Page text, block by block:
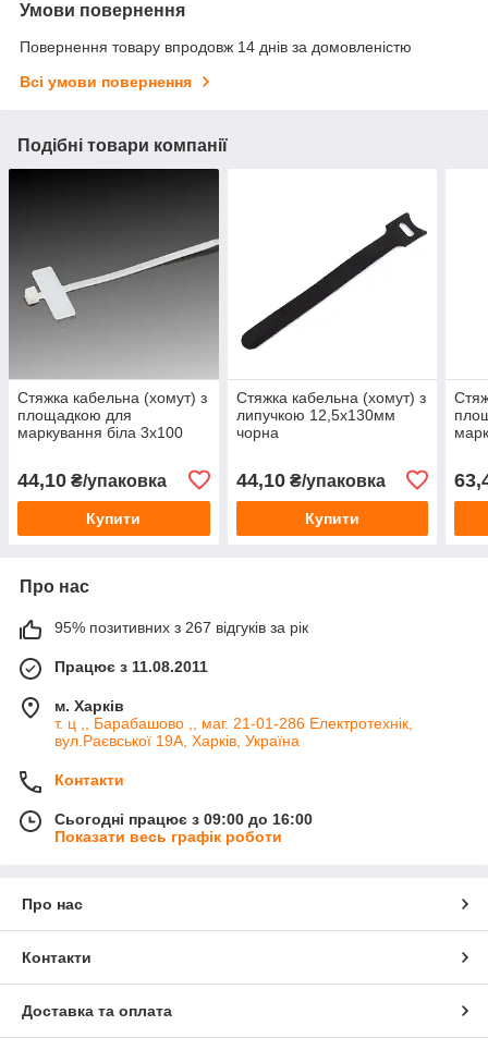
Умови повернення
Повернення товару впродовж 14 днів за домовленістю
Всі умови повернення
Подібні товари компанії
Стяжка кабельна (хомут) з
площадкою для
маркування біла 3х100
44,10 ₴/упаковка
Купити
Стяжка кабельна (хомут) з
липучкою 12,5х130мм
чорна
44,10₴/упаковка
Купити
Про нас
95% позитивних з 267 відгуків за рік
Працює з 11.08.2011
м. Харків
т. ц ,, Барабашово ,, маг. 21-01-286 Електротехнік,
вул.Раєвської 19А, Харків, Україна
Контакти
Сьогодні працює з 09:00 до 16:00
Показати весь графік роботи
Про нас
Контакти
Доставка та оплата